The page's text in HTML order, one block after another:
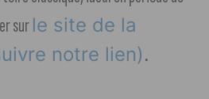
surle site de la
notre lien).